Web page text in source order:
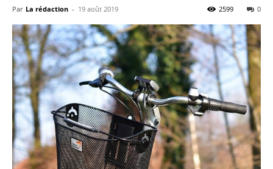
Par La rédaction - 19 août 2019 0
2599